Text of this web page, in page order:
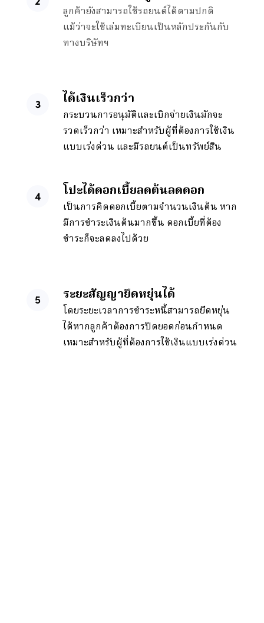
ลูกค้ายังสามารถใช้รถยนต์ได้ตามปกติ
แม้ว่าจะใช้เล่มทะเบียนเป็นหลักประกันกับ
ทางบริษัทฯ
ได้เงินเร็วกว่า
กระบวนการอนุมัติและเบิกจ่ายเงินมักจะ
รวดเร็วกว่า เหมาะสำหรับผู้ที่ต้องการใช้เงิน
แบบเร่งด่วน และมีรถยนต์เป็นทรัพย์สิน
โปะได้ดอกเบี้ยลดต้นลดดอก
เป็นการคิดดอกเบี้ยตามจำนวนเงินต้น หาก
มีการชำระเงินต้นมากขึ้น ดอกเบี้ยที่ต้อง
ชำระก็จะลดลงไปด้วย
ระยะสัญญายืดหยุ่นได้
โดยระยะเวลาการชำระหนี้สามารถยืดหยุ่น
ได้หากลูกค้าต้องการปิดยอดก่อนกำหนด
เหมาะสำหรับผู้ที่ต้องการใช้เงินแบบเร่งด่วน